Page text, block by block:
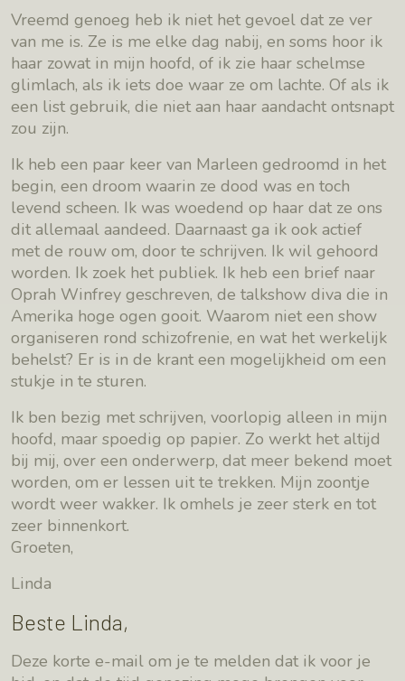
Vreemd genoeg heb ik niet het gevoel dat ze ver
van me is. Ze is me elke dag nabij, en soms hoor ik
haar zowat in mijn hoofd, of ik zie haar schelmse
glimlach, als ik iets doe waar ze om lachte. Of als ik
een list gebruik, die niet aan haar aandacht ontsnapt
zou zijn.
Ik heb een paar keer van Marleen gedroomd in het
begin, een droom waarin ze dood was en toch
levend scheen. Ik was woedend op haar dat ze ons
dit allemaal aandeed. Daarnaast ga ik ook actief
met de rouw om, door te schrijven. Ik wil gehoord
worden. Ik zoek het publiek. Ik heb een brief naar
Oprah Winfrey geschreven, de talkshow diva die in
Amerika hoge ogen gooit. Waarom niet een show
organiseren rond schizofrenie, en wat het werkelijk
behelst? Er is in de krant een mogelijkheid om een
stukje in te sturen.
Ik ben bezig met schrijven, voorlopig alleen in mijn
hoofd, maar spoedig op papier. Zo werkt het altijd
bij mij, over een onderwerp, dat meer bekend moet
worden, om er lessen uit te trekken. Mijn zoontje
wordt weer wakker. Ik omhels je zeer sterk en tot
zeer binnenkort.
Groeten,
Linda
Beste Linda,
Deze korte e-mail om je te melden dat ik voor je